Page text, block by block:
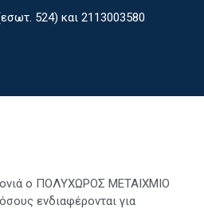
524) και 2113003580
ο ΠΟΛΥΧΩΡΟΣ ΜΕΤΑΙΧΜΙΟ
ενδιαφέρονται για